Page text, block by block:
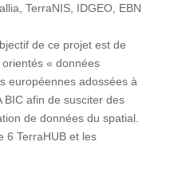
TerraNIS, IDGEO, EBN
de ce projet est de
« données
européennes adossées à
BIC afin de susciter des
de données du spatial.
6 TerraHUB et les